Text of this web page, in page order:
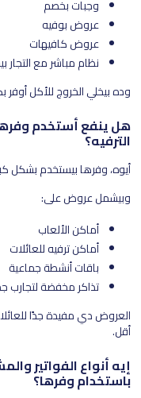
وجبات بخصم
عروض بوفيه
عروض كافيهات
نظام مباشر مع
وده بيخلي الخروج للأكل أوفر
هل ينفع أستخدم
الترفيه؟
أيوه، وفرها بيستخدم بشكل
وبيشمل عروض على:
أماكن الألعاب
أماكن ترفيه للعائلات
باقات أنشطة جماعية
تذاكر مخفضة لتجارب
العروض دي مفيدة جدًا
أقل.
إيه أنواع الفواتير
باستخدام وفرها؟